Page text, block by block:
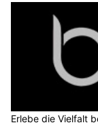
Erlebe die Vielfalt